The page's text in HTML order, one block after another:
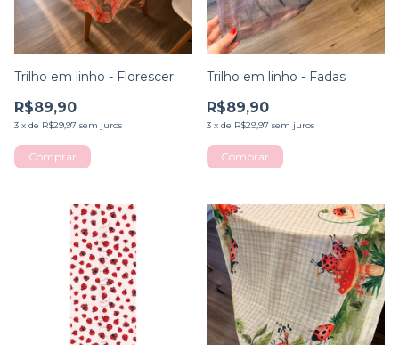
Trilho em linho - Florescer
R$89,90
3 x de R$29,97 sem juros
Trilho em linho - Fadas
R$89,90
3 x de R$29,97 sem juros